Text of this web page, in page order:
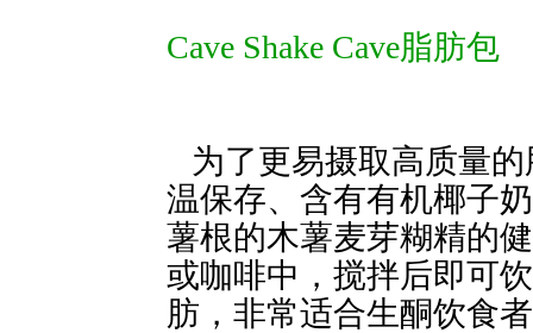
Cave Shake Cave脂肪包
为了更易摄取高质量的
温保存、含有有机椰子
薯根的木薯麦芽糊精的
或咖啡中，搅拌后即可饮用
肪，非常适合生酮饮食